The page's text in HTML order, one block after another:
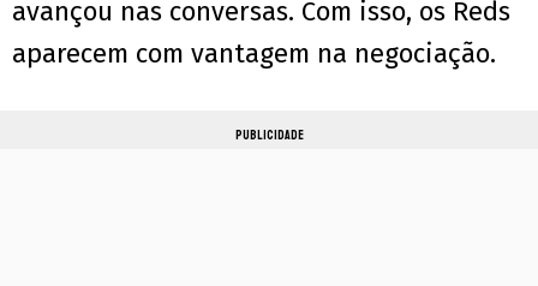
avançou nas conversas. Com isso, os Reds
aparecem com vantagem na negociação.
PUBLICIDADE